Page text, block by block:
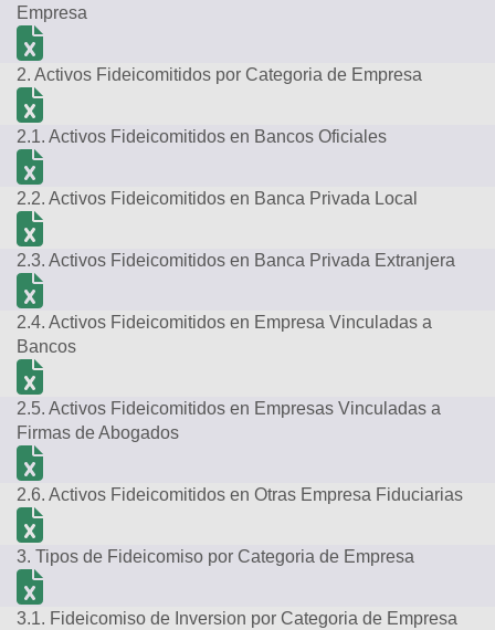
Empresa
2. Activos Fideicomitidos por Categoria de Empresa
2.1. Activos Fideicomitidos en Bancos Oficiales
2.2. Activos Fideicomitidos en Banca Privada Local
2.3. Activos Fideicomitidos en Banca Privada Extranjera
2.4. Activos Fideicomitidos en Empresa Vinculadas a
Bancos
2.5. Activos Fideicomitidos en Empresas Vinculadas a
Firmas de Abogados
2.6. Activos Fideicomitidos en Otras Empresa Fiduciarias
3. Tipos de Fideicomiso por Categoria de Empresa
3.1. Fideicomiso de Inversion por Categoria de Empresa